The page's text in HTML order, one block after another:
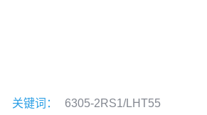
关键词： 6305-2RS1/LHT55